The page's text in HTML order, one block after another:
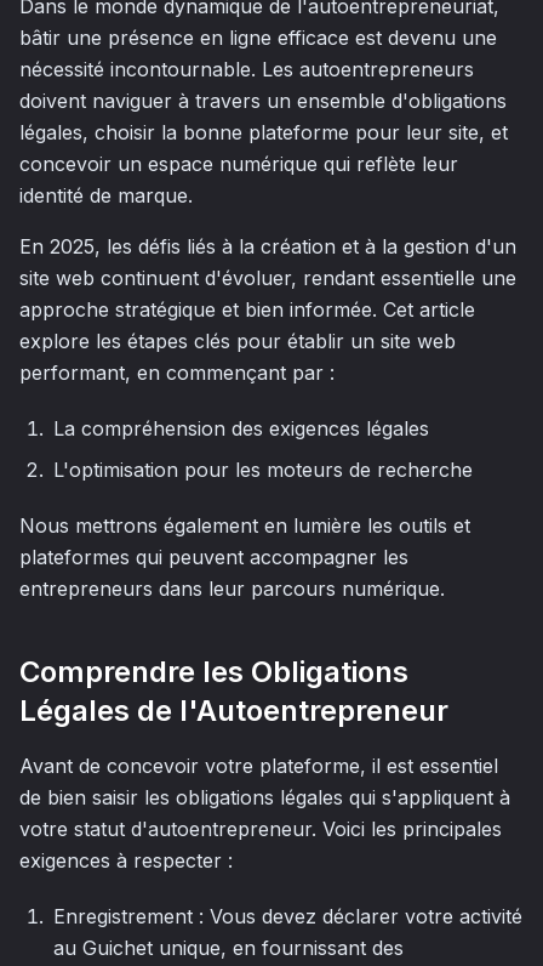
Dans le monde dynamique de l'autoentrepreneuriat,
bâtir une présence en ligne efficace est devenu une
nécessité incontournable. Les autoentrepreneurs
doivent naviguer à travers un ensemble d'obligations
légales, choisir la bonne plateforme pour leur site, et
concevoir un espace numérique qui reflète leur
identité de marque.
En 2025, les défis liés à la création et à la gestion d'un
site web continuent d'évoluer, rendant essentielle une
approche stratégique et bien informée. Cet article
explore les étapes clés pour établir un site web
performant, en commençant par :
La compréhension des exigences légales
L'optimisation pour les moteurs de recherche
Nous mettrons également en lumière les outils et
plateformes qui peuvent accompagner les
entrepreneurs dans leur parcours numérique.
Comprendre les Obligations
Légales de l'Autoentrepreneur
Avant de concevoir votre plateforme, il est essentiel
de bien saisir les obligations légales qui s'appliquent à
votre statut d'autoentrepreneur. Voici les principales
exigences à respecter :
Enregistrement : Vous devez déclarer votre activité
au Guichet unique, en fournissant des